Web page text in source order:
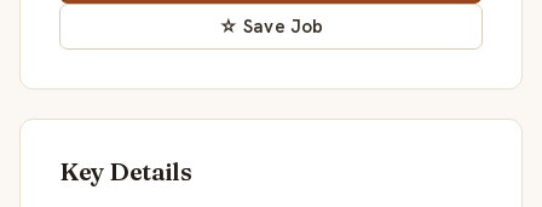
☆ Save Job
Key Details